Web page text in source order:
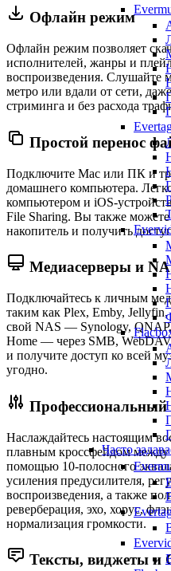
Часто
Офлайн режим
Офлайн режим позволяет
исполнителей, жанры и
воспроизведения. Слушайте
метро или вдали от сети,
стриминга и без расхода
Простой перенос
Подключите Mac или ПК и
домашнего компьютера.
компьютером и iOS-
File Sharing. Вы также
накопитель и получить
Медиасерверы и
Подключайтесь к личным
таким как Plex, Emby,
свой NAS — Synology,
Home — через SMB,
и получите доступ ко всей
угодно.
Профессиональный
Наслаждайтесь настоящим
плавным кроссфейдом между
помощью 10-полосного
усиления предусилителя,
воспроизведения, а также
реверберация, эхо, хорус,
нормализация громкости.
Тексты, виджеты и